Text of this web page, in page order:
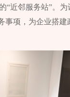
“近邻服务站”。
事项，为企业搭